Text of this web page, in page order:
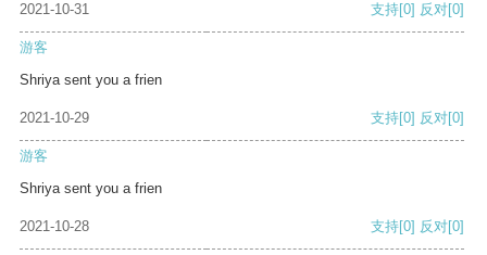
2021-10-31 支持[0] 反对[0]
游客
Shriya sent you a frien
2021-10-29 支持[0] 反对[0]
游客
Shriya sent you a frien
2021-10-28 支持[0] 反对[0]